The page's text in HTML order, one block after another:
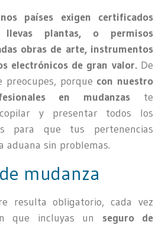
países exigen certificados
plantas, o permisos
obras de arte, instrumentos
electrónicos de gran valor.De
preocupes, porque con nuestro
en mudanzas te
y presentar todos los
para que tus pertenencias
aduana sin problemas.
mudanza
resulta obligatorio, cada vez
que incluyas un seguro de